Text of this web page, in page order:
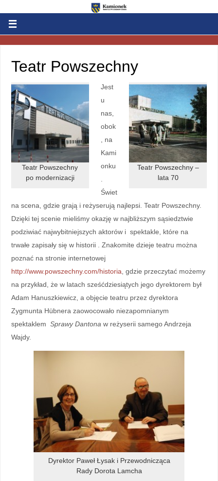
Teatr Powszechny
Teatr Powszechny
po modernizacji
Teatr Powszechny –
lata 70
Jest
u
nas,
obok
, na
Kami
onku
Świet
na scena, gdzie grają i reżyserują najlepsi. Teatr Powszechny.
Dzięki tej scenie mieliśmy okazję w najbliższym sąsiedztwie
podziwiać najwybitniejszych aktorów i spektakle, które na
trwałe zapisały się w historii . Znakomite dzieje teatru można
poznać na stronie internetowej
http://www.powszechny.com/historia , gdzie przeczytać możemy
na przykład, że w latach sześćdziesiątych jego dyrektorem był
Adam Hanuszkiewicz, a objęcie teatru przez dyrektora
Zygmunta Hübnera zaowocowało niezapomnianym
spektaklem Sprawy Dantona w reżyserii samego Andrzeja
Wajdy.
Dyrektor Paweł Łysak i Przewodnicząca
Rady Dorota Lamcha